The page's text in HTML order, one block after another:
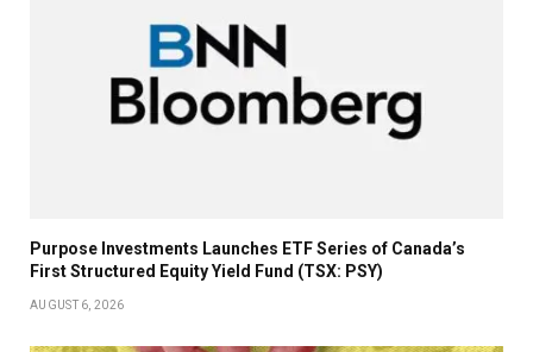
Purpose Investments Launches ETF Series of Canada’s
First Structured Equity Yield Fund (TSX: PSY)
AUGUST 6, 2026